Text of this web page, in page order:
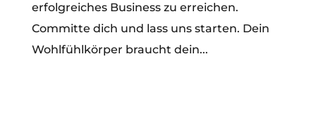
erfolgreiches Business zu erreichen.
Committe dich und lass uns starten. Dein
Wohlfühlkörper braucht dein...